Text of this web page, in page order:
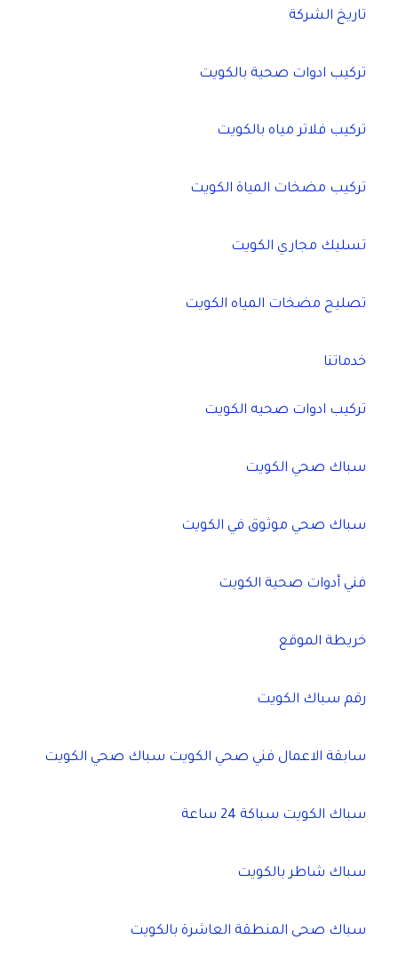
تاريخ الشركة
تركيب ادوات صحية بالكويت
تركيب فلاتر مياه بالكويت
تركيب مضخات المياة الكويت
تسليك مجاري الكويت
تصليح مضخات المياه الكويت
خدماتنا
تركيب ادوات صحيه الكويت
سباك صحي الكويت
سباك صحي موثوق في الكويت
فني أدوات صحية الكويت
خريطة الموقع
رقم سباك الكويت
سابقة الاعمال فني صحي الكويت سباك صحي الكويت
سباك الكويت سباكة 24 ساعة
سباك شاطر بالكويت
سباك صحى المنطقة العاشرة بالكويت